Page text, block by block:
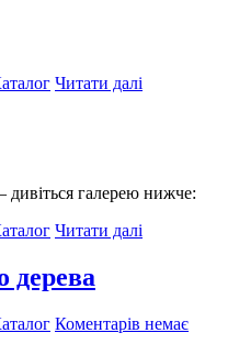
Читати далі
дивіться галерею нижче:
Читати далі
дерева
Коментарів немає